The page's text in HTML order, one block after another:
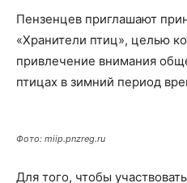
Пензенцев приглашают
«Хранители птиц», целью
привлечение внимания
птицах в зимний период
Фото: miip.pnzreg.ru
Для того, чтобы